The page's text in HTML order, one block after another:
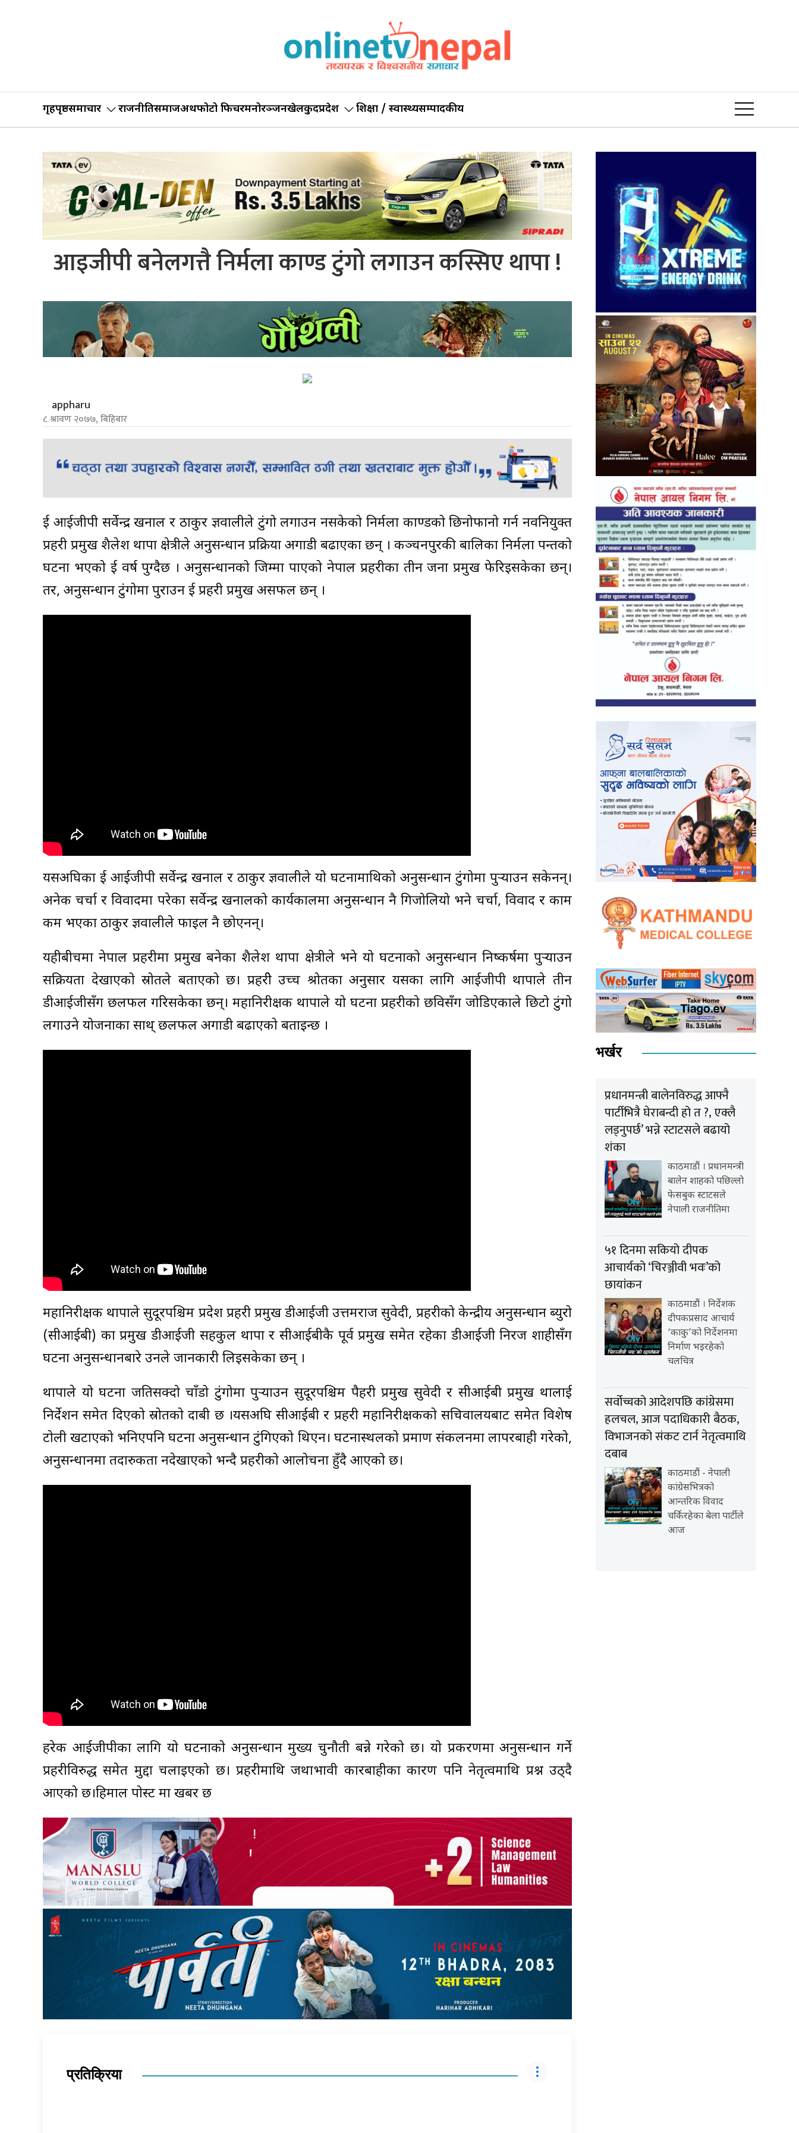
गृहपृष्ठसमाचार राजनीतिसमाजअर्थफोटो फिचरमनोरञ्जनखेलकुदप्रदेश शिक्षा / स्वास्थ्यसम्पादकीय
आइजीपी बनेलगत्तै निर्मला काण्ड टुंगो लगाउन कस्सिए थापा !
appharu
८ श्रावण २०७७, बिहिबार
दुई आईजीपी सर्वेन्द्र खनाल र ठाकुर ज्ञवालीले टुंगो लगाउन नसकेको निर्मला काण्डको छिनोफानो गर्न नवनियुक्त
प्रहरी प्रमुख शैलेश थापा क्षेत्रीले अनुसन्धान प्रक्रिया अगाडी बढाएका छन् । कञ्चनपुरकी बालिका निर्मला पन्तको
घटना भएको दुई वर्ष पुग्दैछ । अनुसन्धानको जिम्मा पाएको नेपाल प्रहरीका तीन जना प्रमुख फेरिइसकेका छन्।
तर, अनुसन्धान टुंगोमा पुराउन दुई प्रहरी प्रमुख असफल छन् ।
यसअघिका दुई आईजीपी सर्वेन्द्र खनाल र ठाकुर ज्ञवालीले यो घटनामाथिको अनुसन्धान टुंगोमा पुर्‍याउन सकेनन्।
अनेक चर्चा र विवादमा परेका सर्वेन्द्र खनालको कार्यकालमा अनुसन्धान नै गिजोलियो भने चर्चा, विवाद र काम
कम भएका ठाकुर ज्ञवालीले फाइल नै छोएनन्।
यहीबीचमा नेपाल प्रहरीमा प्रमुख बनेका शैलेश थापा क्षेत्रीले भने यो घटनाको अनुसन्धान निष्कर्षमा पुर्‍याउन
सक्रियता देखाएको स्रोतले बताएको छ। प्रहरीे उच्च श्रोतका अनुसार यसका लागि आईजीपी थापाले तीन
डीआईजीसँग छलफल गरिसकेका छन्। महानिरीक्षक थापाले यो घटना प्रहरीको छविसँग जोडिएकाले छिटो टुंगो
लगाउने योजनाका साथ् छलफल अगाडी बढाएको बताइन्छ ।
महानिरीक्षक थापाले सुदूरपश्चिम प्रदेश प्रहरी प्रमुख डीआईजी उत्तमराज सुवेदी, प्रहरीको केन्द्रीय अनुसन्धान ब्युरो
(सीआईबी) का प्रमुख डीआईजी सहकुल थापा र सीआईबीकै पूर्व प्रमुख समेत रहेका डीआईजी निरज शाहीसँग
घटना अनुसन्धानबारे उनले जानकारी लिइसकेका छन् ।
थापाले यो घटना जतिसक्दो चाँडो टुंगोमा पुर्‍याउन सुदूरपश्चिम पैहरी प्रमुख सुवेदी र सीआईबी प्रमुख थालाई
निर्देशन समेत दिएको स्रोतको दाबी छ ।यसअघि सीआईबी र प्रहरी महानिरीक्षकको सचिवालयबाट समेत विशेष
टोली खटाएको भनिएपनि घटना अनुसन्धान टुंगिएको थिएन। घटनास्थलको प्रमाण संकलनमा लापरबाही गरेको,
अनुसन्धानमा तदारुकता नदेखाएको भन्दै प्रहरीको आलोचना हुँदै आएको छ।
हरेक आईजीपीका लागि यो घटनाको अनुसन्धान मुख्य चुनौती बन्ने गरेको छ। यो प्रकरणमा अनुसन्धान गर्ने
प्रहरीविरुद्ध समेत मुद्दा चलाइएको छ। प्रहरीमाथि जथाभावी कारबाहीका कारण पनि नेतृत्वमाथि प्रश्न उठ्दै
आएको छ।हिमाल पोस्ट मा खबर छ
प्रतिक्रिया
भर्खर
प्रधानमन्त्री बालेनविरुद्ध आफ्नै
पार्टीभित्रै घेराबन्दी हो त ?, एक्लै
लड्नुपर्छ’ भन्ने स्टाटसले बढायो
शंका
काठमाडौं । प्रधानमन्त्री
बालेन शाहको पछिल्लो
फेसबुक स्टाटसले
नेपाली राजनीतिमा
५१ दिनमा सकियो दीपक
आचार्यको ‘चिरञ्जीवी भवः’को
छायांकन
काठमाडौं । निर्देशक
दीपकप्रसाद आचार्य
‘काकु’को निर्देशनमा
निर्माण भइरहेको
चलचित्र
सर्वोच्चको आदेशपछि कांग्रेसमा
हलचल, आज पदाधिकारी बैठक,
विभाजनको संकट टार्न नेतृत्वमाथि
दबाब
काठमाडौं - नेपाली
कांग्रेसभित्रको
आन्तरिक विवाद
चर्किरहेका बेला पार्टीले
आज